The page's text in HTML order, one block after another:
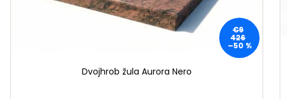
€9
426
–50 %
Dvojhrob žula Aurora Nero